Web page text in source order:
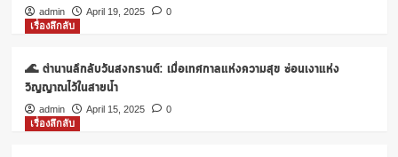
admin April 19, 2025
0
เรื่องลึกลับ
🌊 ตำนานลึกลับวันสงกรานต์: เมื่อเทศกาลแห่งความสุข ซ่อนเงาแห่ง
วิญญาณไว้ในสายน้ำ
admin April 15, 2025
0
เรื่องลึกลับ